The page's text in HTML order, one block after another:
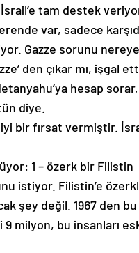
tam destek
var, sadece
Gazze sorunu nereye
den çıkar mı, işgal
hesap sorar,
diye.
iyi bir fırsat vermiştir.
1 – özerk bir Filistin
istiyor. Filistin’e
şey değil. 1967 den bu
milyon, bu insanları